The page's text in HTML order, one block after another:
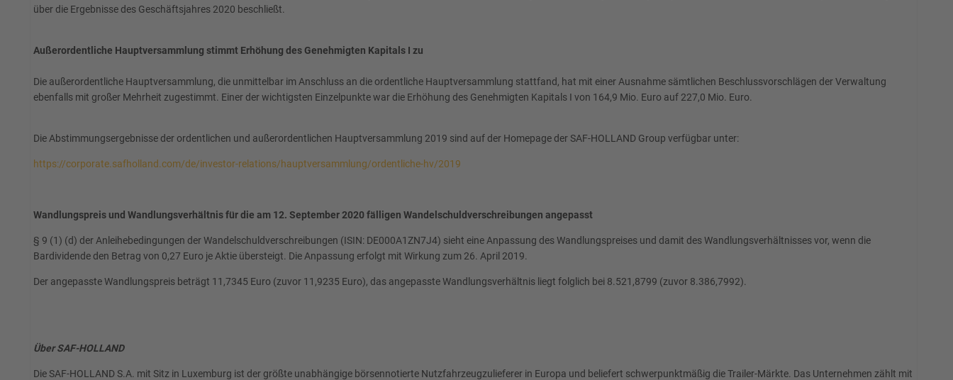
über die Ergebnisse des Geschäftsjahres 2020 beschließt.
Außerordentliche Hauptversammlung stimmt Erhöhung des Genehmigten Kapitals I zu
Die außerordentliche Hauptversammlung, die unmittelbar im Anschluss an die ordentliche Hauptversammlung stattfand, hat mit einer Ausnahme sämtlichen Beschlussvorschlägen der Verwaltung
ebenfalls mit großer Mehrheit zugestimmt. Einer der wichtigsten Einzelpunkte war die Erhöhung des Genehmigten Kapitals I von 164,9 Mio. Euro auf 227,0 Mio. Euro.
Die Abstimmungsergebnisse der ordentlichen und außerordentlichen Hauptversammlung 2019 sind auf der Homepage der SAF-HOLLAND Group verfügbar unter:
https://corporate.safholland.com/de/investor-relations/hauptversammlung/ordentliche-hv/2019
Wandlungspreis und Wandlungsverhältnis für die am 12. September 2020 fälligen Wandelschuldverschreibungen angepasst
§ 9 (1) (d) der Anleihebedingungen der Wandelschuldverschreibungen (ISIN: DE000A1ZN7J4) sieht eine Anpassung des Wandlungspreises und damit des Wandlungsverhältnisses vor, wenn die
Bardividende den Betrag von 0,27 Euro je Aktie übersteigt. Die Anpassung erfolgt mit Wirkung zum 26. April 2019.
Der angepasste Wandlungspreis beträgt 11,7345 Euro (zuvor 11,9235 Euro), das angepasste Wandlungsverhältnis liegt folglich bei 8.521,8799 (zuvor 8.386,7992).
Über SAF-HOLLAND
Die SAF-HOLLAND S.A. mit Sitz in Luxemburg ist der größte unabhängige börsennotierte Nutzfahrzeugzulieferer in Europa und beliefert schwerpunktmäßig die Trailer-Märkte. Das Unternehmen zählt mit